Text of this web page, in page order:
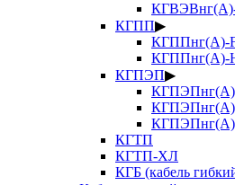
КГПП▶
КГППнг(А)-
КГППнг(А)-
КГПЭП▶
КГТП
КГТП-ХЛ
КГБ (кабель